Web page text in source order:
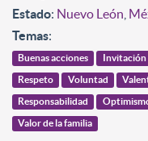
Estado: Nuevo León
Temas:
Buenas acciones Invitación
Respeto Voluntad
Responsabilidad
Valor de la familia